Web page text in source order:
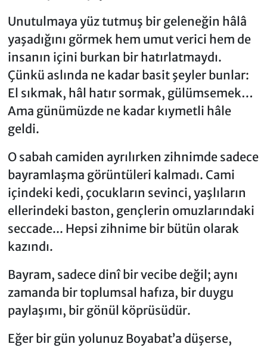
Unutulmaya yüz tutmuş bir geleneğin hâlâ
yaşadığını görmek hem umut verici hem de
insanın içini burkan bir hatırlatmaydı.
Çünkü aslında ne kadar basit şeyler bunlar:
El sıkmak, hâl hatır sormak, gülümsemek…
Ama günümüzde ne kadar kıymetli hâle
geldi.
O sabah camiden ayrılırken zihnimde sadece
bayramlaşma görüntüleri kalmadı. Cami
içindeki kedi, çocukların sevinci, yaşlıların
ellerindeki baston, gençlerin omuzlarındaki
seccade... Hepsi zihnime bir bütün olarak
kazındı.
Bayram, sadece dinî bir vecibe değil; aynı
zamanda bir toplumsal hafıza, bir duygu
paylaşımı, bir gönül köprüsüdür.
Eğer bir gün yolunuz Boyabat’a düşerse,